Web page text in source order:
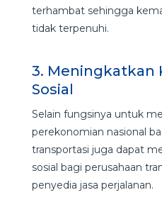
terhambat sehingga
tidak terpenuhi.
3. Meningkatkan
Sosial
Selain fungsinya untuk
perekonomian nasional
transportasi juga dapat
sosial bagi perusahaan
penyedia jasa perjalanan.